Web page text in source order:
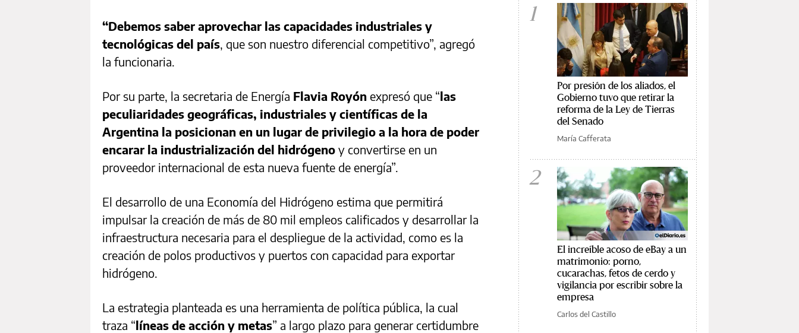
“Debemos saber aprovechar las capacidades industriales y
tecnológicas del país, que son nuestro diferencial competitivo”, agregó
la funcionaria.
Por su parte, la secretaria de Energía Flavia Royón expresó que “las
peculiaridades geográficas, industriales y científicas de la
Argentina la posicionan en un lugar de privilegio a la hora de poder
encarar la industrialización del hidrógeno y convertirse en un
proveedor internacional de esta nueva fuente de energía”.
El desarrollo de una Economía del Hidrógeno estima que permitirá
impulsar la creación de más de 80 mil empleos calificados y desarrollar la
infraestructura necesaria para el despliegue de la actividad, como es la
creación de polos productivos y puertos con capacidad para exportar
hidrógeno.
La estrategia planteada es una herramienta de política pública, la cual
traza “líneas de acción y metas” a largo plazo para generar certidumbre
1
Por presión de los aliados, el
Gobierno tuvo que retirar la
reforma de la Ley de Tierras
del Senado
María Cafferata
2
El increíble acoso de eBay a un
matrimonio: porno,
cucarachas, fetos de cerdo y
vigilancia por escribir sobre la
empresa
Carlos del Castillo